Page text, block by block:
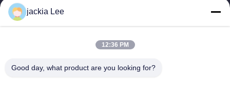
VOLVO CUMMINS TOYOTA ISUZU Company whatsapp Zahl:
0086 159 2067 9523.
Schnelllinks
Produkte
Über Uns
Werksbesichtigung
jackia Lee
12:36 PM
Good day, what product are you looking for?